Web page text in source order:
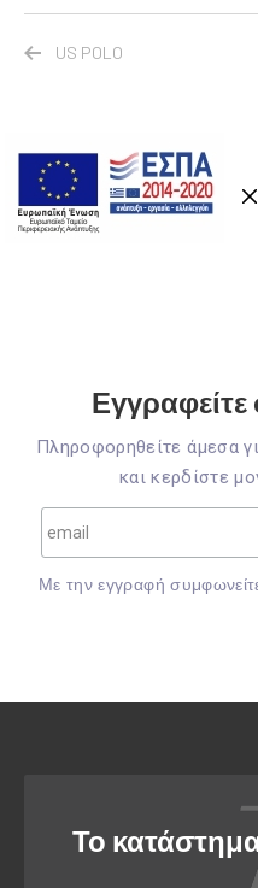
US POLO
Πληροφορηθείτε άμεσα
και κερδίστε
Mε την εγγραφή
Το